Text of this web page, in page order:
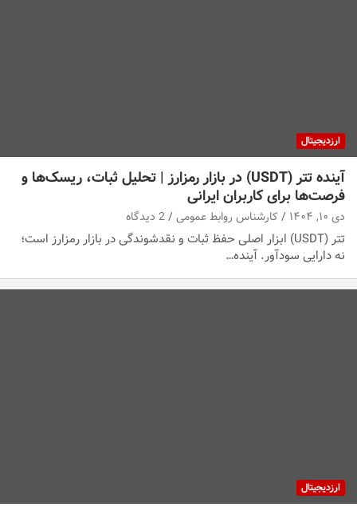
ارزدیجیتال
آینده تتر (USDT) در بازار رمزارز | تحلیل ثبات، ریسک‌ها و
فرصت‌ها برای کاربران ایرانی
دی ۱۰, ۱۴۰۴ کارشناس روابط عمومی 2 دیدگاه
تتر (USDT) ابزار اصلی حفظ ثبات و نقدشوندگی در بازار رمزارز است؛
نه دارایی سودآور. آینده…
ارزدیجیتال